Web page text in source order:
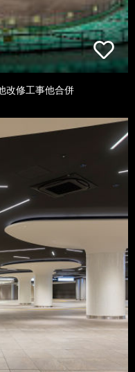
改修工事他合併